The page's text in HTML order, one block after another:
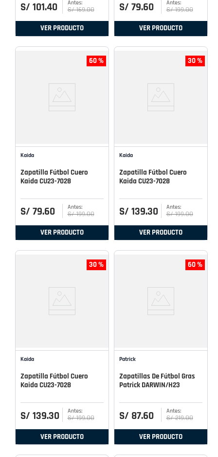
S/ 101.40 S/ 169.00
VER PRODUCTO
S/ 79.60 S/ 199.00
VER PRODUCTO
60 %
Kaida
Zapatilla Fútbol Cuero
Kaida CU23-7028
S/ 79.60 S/ 199.00
VER PRODUCTO
30 %
Kaida
Zapatilla Fútbol Cuero
Kaida CU23-7028
S/ 139.30 S/ 199.00
VER PRODUCTO
30 %
Kaida
Zapatilla Fútbol Cuero
Kaida CU23-7028
S/ 139.30 S/ 199.00
VER PRODUCTO
60 %
Patrick
Zapatillas De Fútbol Gras
Patrick DARWIN/H23
S/ 87.60 S/ 219.00
VER PRODUCTO